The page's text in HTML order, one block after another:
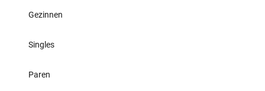
Gezinnen
Singles
Paren